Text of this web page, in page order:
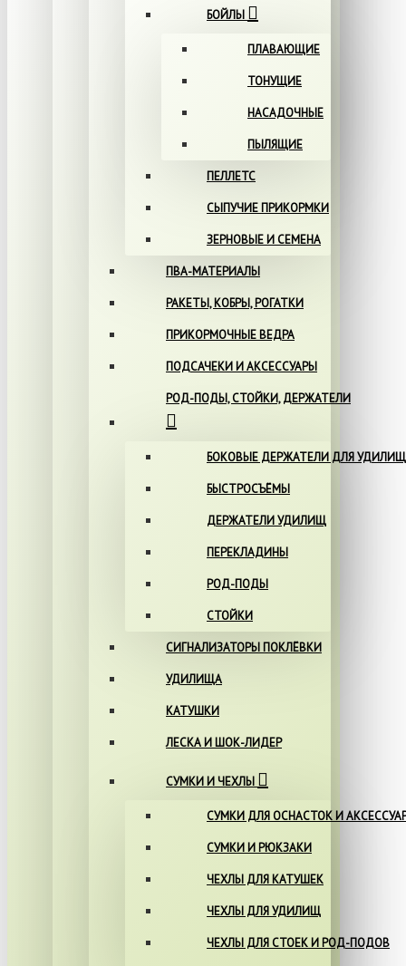
БОЙЛЫ
ПЛАВАЮЩИЕ
ТОНУЩИЕ
НАСАДОЧНЫЕ
ПЫЛЯЩИЕ
ПЕЛЛЕТС
СЫПУЧИЕ ПРИКОРМКИ
ЗЕРНОВЫЕ И СЕМЕНА
ПВА-МАТЕРИАЛЫ
РАКЕТЫ, КОБРЫ, РОГАТКИ
ПРИКОРМОЧНЫЕ ВЕДРА
ПОДСАЧЕКИ И АКСЕССУАРЫ
РОД-ПОДЫ, СТОЙКИ, ДЕРЖАТЕЛИ
БОКОВЫЕ ДЕРЖАТЕЛИ ДЛЯ УДИЛИЩ
БЫСТРОСЪЁМЫ
ДЕРЖАТЕЛИ УДИЛИЩ
ПЕРЕКЛАДИНЫ
РОД-ПОДЫ
СТОЙКИ
СИГНАЛИЗАТОРЫ ПОКЛЁВКИ
УДИЛИЩА
КАТУШКИ
ЛЕСКА И ШОК-ЛИДЕР
СУМКИ И ЧЕХЛЫ
СУМКИ ДЛЯ ОСНАСТОК И
СУМКИ И РЮКЗАКИ
ЧЕХЛЫ ДЛЯ КАТУШЕК
ЧЕХЛЫ ДЛЯ УДИЛИЩ
ЧЕХЛЫ ДЛЯ СТОЕК И РОД-ПОДОВ